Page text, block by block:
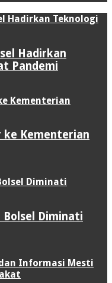
Hadirkan
Pandemi
ke Kementerian
Bolsel Diminati